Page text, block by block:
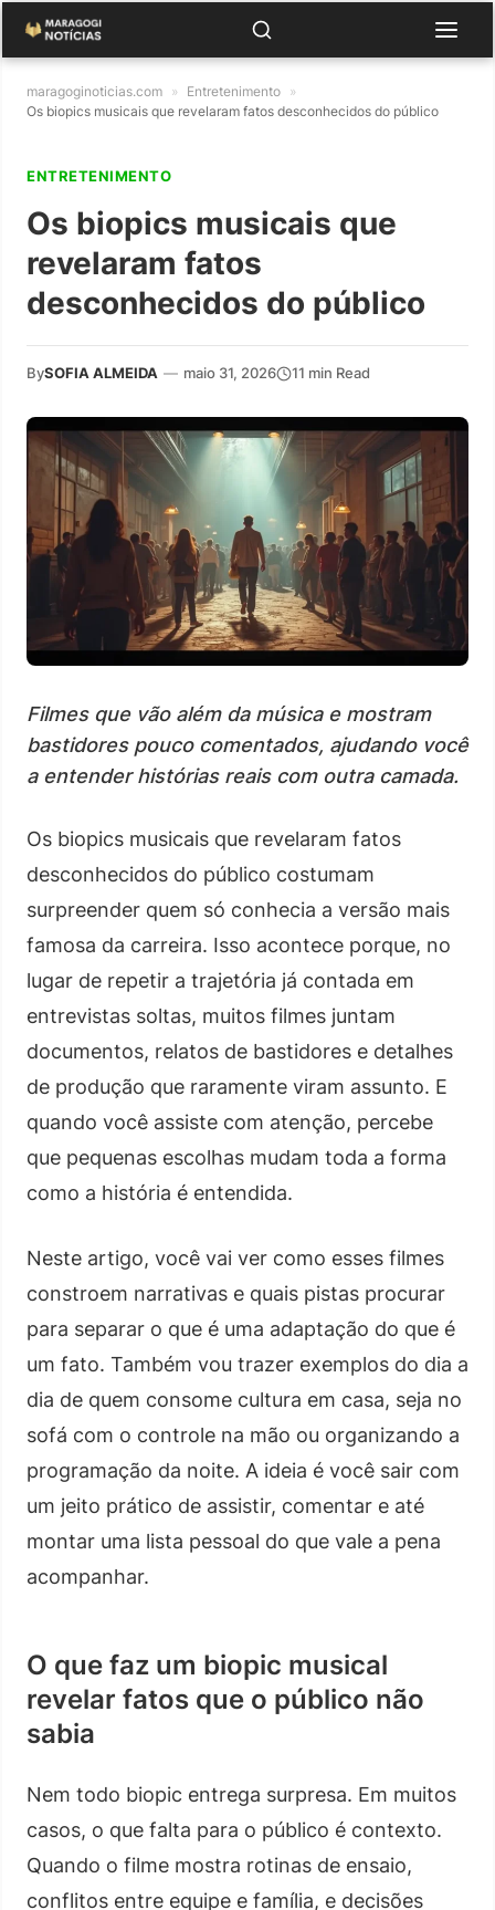
maragoginoticias.com » Entretenimento »
Os biopics musicais que revelaram fatos desconhecidos do público
ENTRETENIMENTO
Os biopics musicais que
revelaram fatos
desconhecidos do público
BySOFIA ALMEIDA — maio 31, 2026 11 min Read
Filmes que vão além da música e mostram
bastidores pouco comentados, ajudando você
a entender histórias reais com outra camada.
Os biopics musicais que revelaram fatos
desconhecidos do público costumam
surpreender quem só conhecia a versão mais
famosa da carreira. Isso acontece porque, no
lugar de repetir a trajetória já contada em
entrevistas soltas, muitos filmes juntam
documentos, relatos de bastidores e detalhes
de produção que raramente viram assunto. E
quando você assiste com atenção, percebe
que pequenas escolhas mudam toda a forma
como a história é entendida.
Neste artigo, você vai ver como esses filmes
constroem narrativas e quais pistas procurar
para separar o que é uma adaptação do que é
um fato. Também vou trazer exemplos do dia a
dia de quem consome cultura em casa, seja no
sofá com o controle na mão ou organizando a
programação da noite. A ideia é você sair com
um jeito prático de assistir, comentar e até
montar uma lista pessoal do que vale a pena
acompanhar.
O que faz um biopic musical
revelar fatos que o público não
sabia
Nem todo biopic entrega surpresa. Em muitos
casos, o que falta para o público é contexto.
Quando o filme mostra rotinas de ensaio,
conflitos entre equipe e família, e decisões